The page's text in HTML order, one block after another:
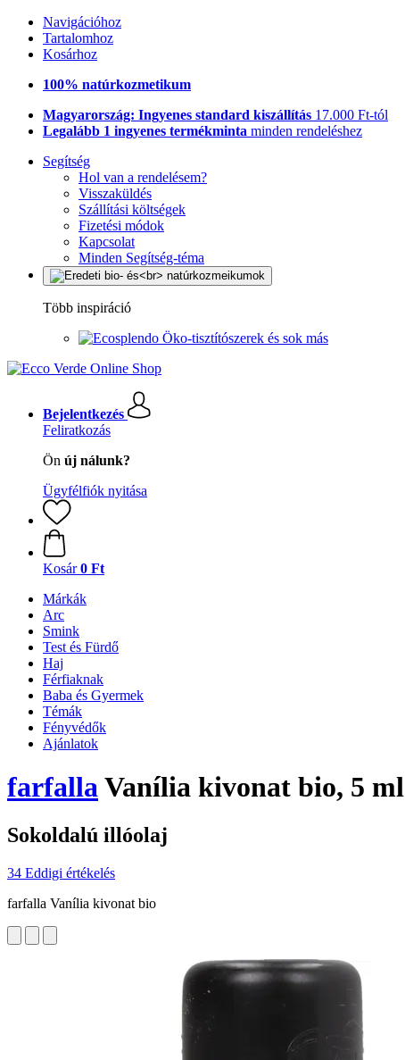
Navigációhoz
Tartalomhoz
Kosárhoz
100% natúrkozmetikum
Magyarország: Ingyenes standard kiszállítás 17.000 Ft-tól
Legalább 1 ingyenes termékminta minden rendeléshez
Segítség
Hol van a rendelésem?
Visszaküldés
Szállítási költségek
Fizetési módok
Kapcsolat
Minden Segítség-téma
Több inspiráció
Öko-tisztítószerek és sok más
Bejelentkezés
Feliratkozás
Ön új nálunk?
Ügyfélfiók nyitása
Kosár 0 Ft
Márkák
Arc
Smink
Test és Fürdő
Haj
Férfiaknak
Baba és Gyermek
Témák
Fényvédők
Ajánlatok
farfallaVanília kivonat bio, 5 ml
Sokoldalú illóolaj
34 Eddigi értékelés
farfalla Vanília kivonat bio